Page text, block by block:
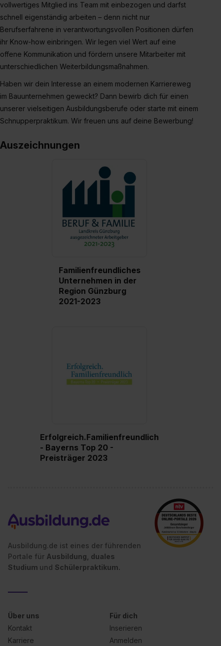
vollwertiges Mitglied ins Team mit einbezogen und darfst
schnell eigenständig arbeiten – denn nicht nur
Berufserfahrene in verantwortungsvollen Positionen dürfen
ihr Know-how einbringen. Wir legen viel Wert auf eine
offene Kommunikation und fördern unsere Mitarbeiter mit
unterschiedlichen Weiterbildungsmaßnahmen.
Haben wir dein Interesse an einem modernen Karriereweg
im Bauunternehmen geweckt? Dann bewirb dich für einen
unserer vielseitigen Ausbildungsberufe oder starte mit einem
Schnupperpraktikum. Wir freuen uns auf deine Bewerbung!
Auszeichnungen
Familienfreundliches
Unternehmen in der
Region Günzburg
2021-2023
Erfolgreich.Familienfreundlich
- Bayerns Top 20 -
Preisträger 2023
Ausbildung.de ist eines der führenden
Portale für Ausbildung, duales
Studium und Schülerpraktikum.
Über uns
Kontakt
Karriere
Für dich
Inserieren
Anmelden